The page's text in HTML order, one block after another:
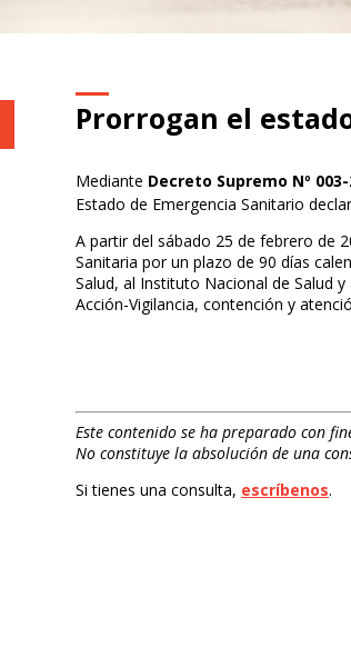
Prorrogan el
Mediante Decreto Supremo Nº 003-
Estado de Emergencia Sanitario
A partir del sábado 25 de febrero de
Sanitaria por un plazo de 90 días
Salud, al Instituto Nacional de Salud
Acción-Vigilancia, contención y
Este contenido se ha preparado con
No constituye la absolución de una
Si tienes una consulta, escríbenos.